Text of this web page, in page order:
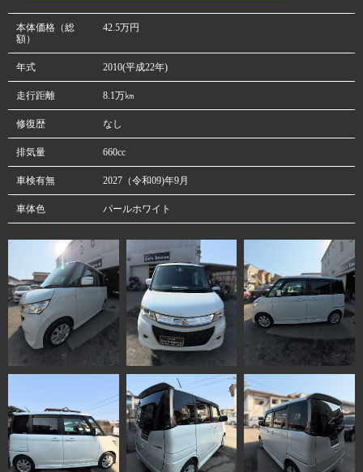
本体価格（総
額）
42.5万円
年式 2010(平成22年)
走行距離 8.1万㎞
修復歴 なし
排気量 660cc
車検有無 2027（令和09)年9月
車体色 パールホワイト